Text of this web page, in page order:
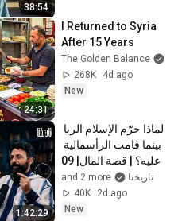
38:54
24:31
I Returned to Syria
After 15 Years
The Golden Balance
268K
4d ago
New
1:42:29
عليه؟ | قصة المال| 09
تاريخنا
and 2 more
40K
2d ago
New